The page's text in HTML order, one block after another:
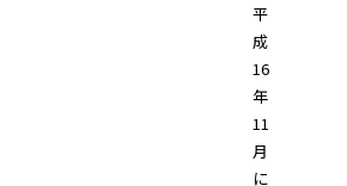
平
成
16
年
11
月
に